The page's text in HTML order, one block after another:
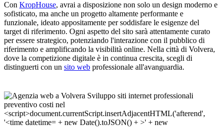
Con KropHouse, avrai a disposizione non solo un design moderno e
sofisticato, ma anche un progetto altamente performante e
funzionale, ideato appositamente per soddisfare le esigenze del
target di riferimento. Ogni aspetto del sito sarà attentamente curato
per essere strategico, potenziando l'interazione con il pubblico di
riferimento e amplificando la visibilità online. Nella città di Volvera,
dove la competizione digitale è in continua crescita, scegli di
distinguerti con un sito web professionale all'avanguardia.